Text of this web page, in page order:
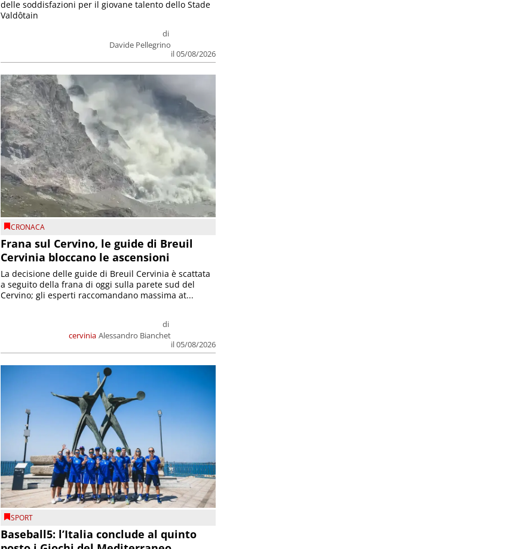
di
Davide Pellegrino
il 05/08/2026
delle soddisfazioni per il giovane talento dello Stade
Valdôtain
CRONACA
Frana sul Cervino, le guide di Breuil
Cervinia bloccano le ascensioni
cervinia
di
Alessandro Bianchet
il 05/08/2026
La decisione delle guide di Breuil Cervinia è scattata
a seguito della frana di oggi sulla parete sud del
Cervino; gli esperti raccomandano massima at...
SPORT
Baseball5: l’Italia conclude al quinto